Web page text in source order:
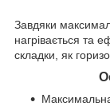
Завдяки
нагрівається та
складки, як